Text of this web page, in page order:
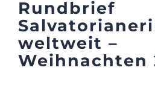
Rundbrief
weltweit –
Weihnachten